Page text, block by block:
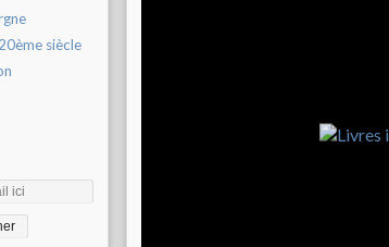
siècle